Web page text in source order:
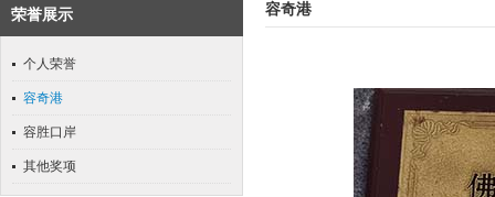
荣誉展示
个人荣誉
容奇港
容胜口岸
其他奖项
容奇港